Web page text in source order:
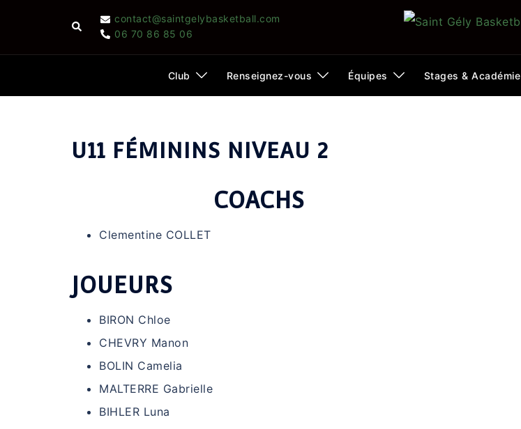
contenu
Rechercher
contact@saintgelybasketball.com
06 70 86 85 06
Club Renseignez-vous Équipes Stages & Académie
U11 FÉMININS NIVEAU 2
COACHS
Clementine COLLET
JOUEURS
BIRON Chloe
CHEVRY Manon
BOLIN Camelia
MALTERRE Gabrielle
BIHLER Luna